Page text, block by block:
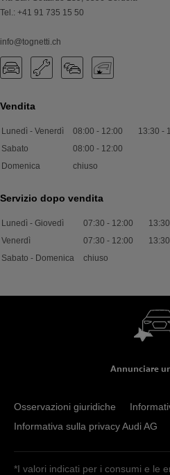
Tel.: +41 91 735 15 50
info@tognetti.ch
Vendita
Lunedì - Venerdì 08:00 - 12:00 13:30 -
Sabato
08:00 - 12:00
Domenica
chiuso
Servizio dopo vendita
Lunedì - Giovedì 07:30 - 12:00 13:30
Venerdì
07:30 - 12:00 13:30
Sabato - Domenica
chiuso
Annunciare
Osservazioni giuridiche
Informativa sulla privacy Audi AG
*I valori indicati per i consumi e le